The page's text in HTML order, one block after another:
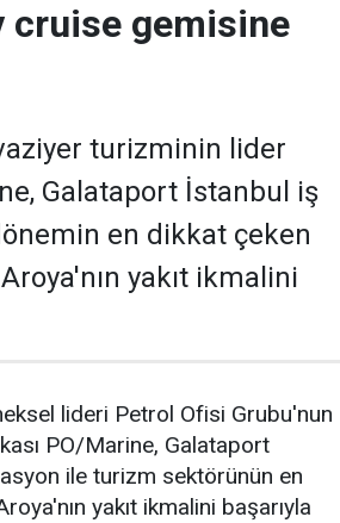
cruise gemisine
turizminin lider
Galataport İstanbul iş
en dikkat çeken
yakıt ikmalini
lideri Petrol Ofisi Grubu'nun
PO/Marine, Galataport
ile turizm sektörünün en
yakıt ikmalini başarıyla